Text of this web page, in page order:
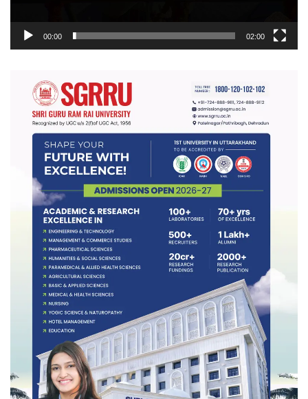
00:00 02:00